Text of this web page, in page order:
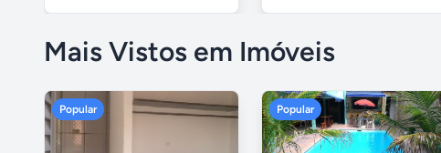
Mais Vistos em Imóveis
Popular Popular